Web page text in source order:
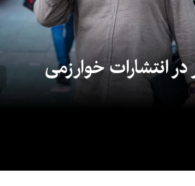
انتشارات خوارزمی